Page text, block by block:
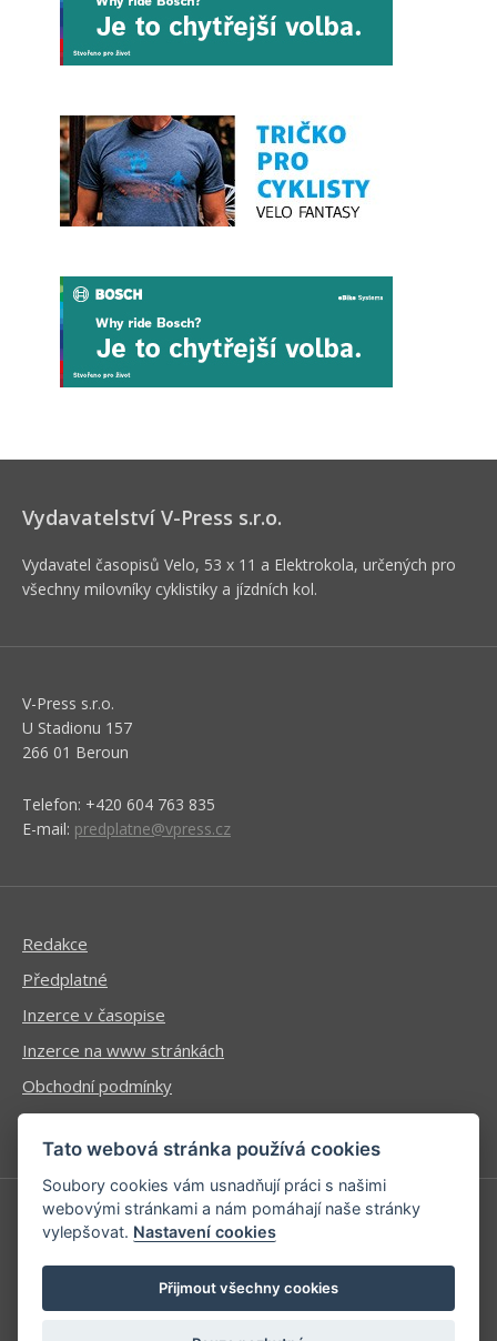
Vydavatelství V-Press s.r.o.
Vydavatel časopisů Velo, 53 x 11 a Elektrokola, určených pro
všechny milovníky cyklistiky a jízdních kol.
V-Press s.r.o.
U Stadionu 157
266 01 Beroun
Telefon: +420 604 763 835
E-mail: predplatne@vpress.cz
Redakce
Předplatné
Inzerce v časopise
Inzerce na www stránkách
Obchodní podmínky
Ochrana osobních údajů
Příhlášení | Registrace
Kontaktní informace
Mapa stránek
Tato webová stránka používá cookies
Soubory cookies vám usnadňují práci s našimi
webovými stránkami a nám pomáhají naše stránky
vylepšovat. Nastavení cookies
Přijmout všechny cookies